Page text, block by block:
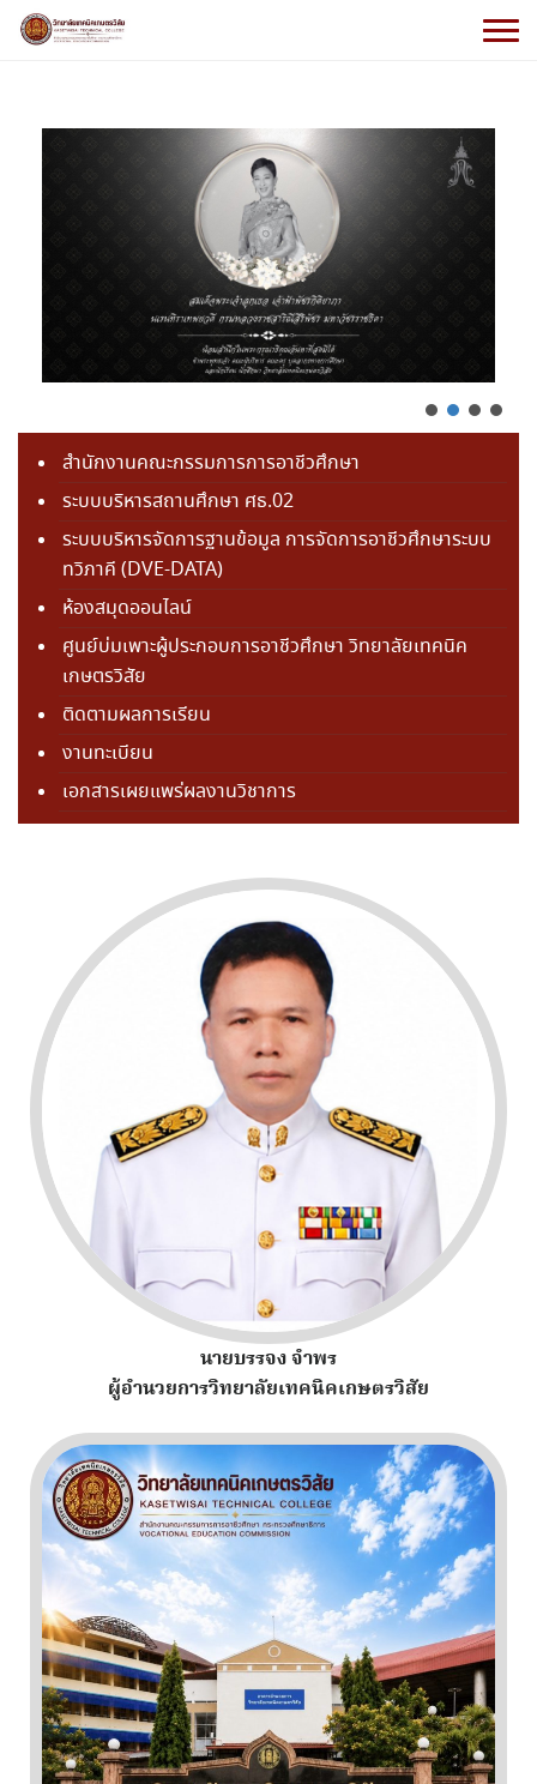
สำนักงานคณะกรรมการการอาชีวศึกษา
ระบบบริหารสถานศึกษา ศธ.02
ระบบบริหารจัดการฐานข้อมูล การจัดการอาชีวศึกษาระบบ
ทวิภาคี (DVE-DATA)
ห้องสมุดออนไลน์
ศูนย์บ่มเพาะผู้ประกอบการอาชีวศึกษา วิทยาลัยเทคนิค
เกษตรวิสัย
ติดตามผลการเรียน
งานทะเบียน
เอกสารเผยแพร่ผลงานวิชาการ
นายบรรจง จำพร
ผู้อำนวยการวิทยาลัยเทคนิคเกษตรวิสัย